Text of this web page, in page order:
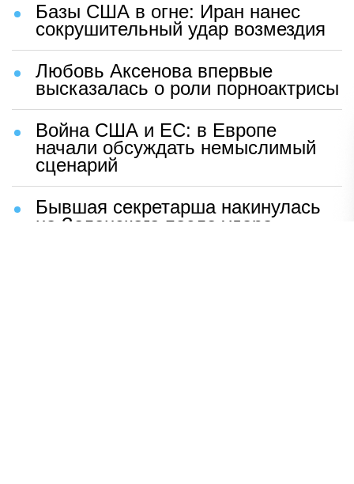
Базы США в огне: Иран нанес
сокрушительный удар возмездия
Любовь Аксенова впервые
высказалась о роли порноактрисы
Война США и ЕС: в Европе
начали обсуждать немыслимый
сценарий
Бывшая секретарша накинулась
на Зеленского после удара